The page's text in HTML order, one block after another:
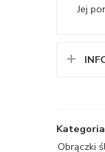
Jej
Obrączki